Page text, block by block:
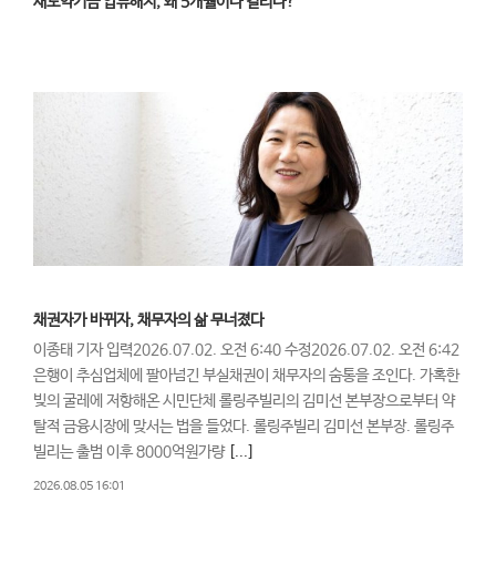
채권자가 바뀌자, 채무자의 삶 무너졌다
이종태 기자 입력2026.07.02. 오전 6:40 수정2026.07.02. 오전 6:42
은행이 추심업체에 팔아넘긴 부실채권이 채무자의 숨통을 조인다. 가혹한
빚의 굴레에 저항해온 시민단체 롤링주빌리의 김미선 본부장으로부터 약
탈적 금융시장에 맞서는 법을 들었다. 롤링주빌리 김미선 본부장. 롤링주
빌리는 출범 이후 8000억원가량 [...]
2026.08.05 16:01